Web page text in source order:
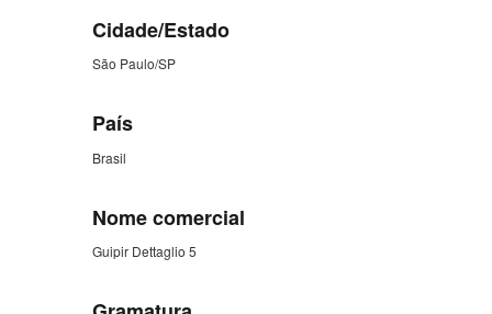
Cidade/Estado
São Paulo/SP
País
Brasil
Nome comercial
Guipir Dettaglio 5